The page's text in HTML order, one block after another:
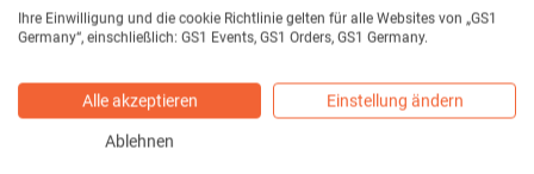
Ihre Einwilligung und die cookie Richtlinie gelten für alle Websites von „GS1
Germany“, einschließlich: GS1 Events, GS1 Orders, GS1 Germany.
Alle akzeptieren Einstellung ändern
Ablehnen